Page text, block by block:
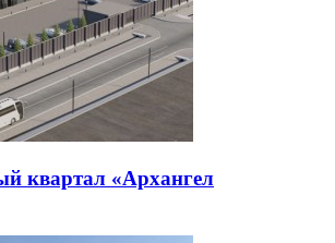
квартал «Архангел